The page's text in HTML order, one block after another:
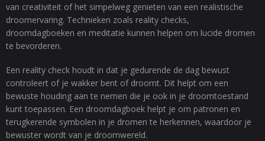
van creativiteit of het simpelweg genieten van een realistische
droomervaring. Technieken zoals reality checks,
droomdagboeken en meditatie kunnen helpen om lucide dromen
te bevorderen.
Een reality check houdt in dat je gedurende de dag bewust
controleert of je wakker bent of droomt. Dit helpt om een
bewuste houding aan te nemen die je ook in je droomtoestand
kunt toepassen. Een droomdagboek helpt je om patronen en
terugkerende symbolen in je dromen te herkennen, waardoor je
bewuster wordt van je droomwereld.